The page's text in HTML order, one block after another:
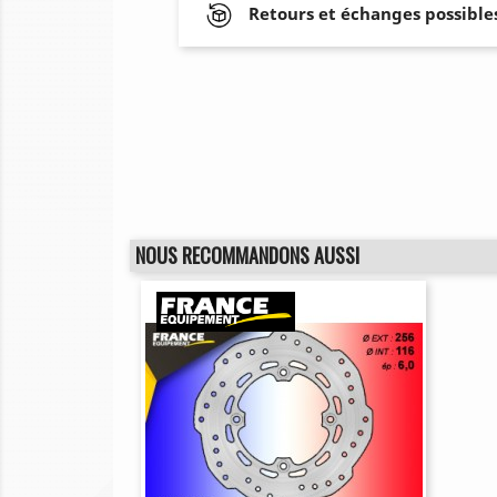
Retours et échanges
NOUS RECOMMANDONS AUSSI